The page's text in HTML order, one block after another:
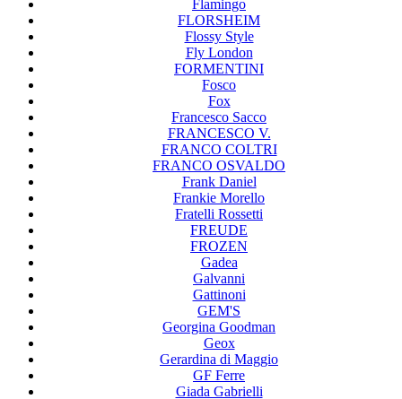
Flamingo
FLORSHEIM
Flossy Style
Fly London
FORMENTINI
Fosco
Fox
Francesco Sacco
FRANCESCO V.
FRANCO COLTRI
FRANCO OSVALDO
Frank Daniel
Frankie Morello
Fratelli Rossetti
FREUDE
FROZEN
Gadea
Galvanni
Gattinoni
GEM'S
Georgina Goodman
Geox
Gerardina di Maggio
GF Ferre
Giada Gabrielli